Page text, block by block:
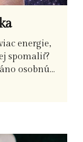
energie,
spomaliť?
osobnú...